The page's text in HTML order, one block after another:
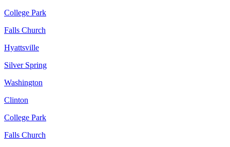
College Park
Falls Church
Hyattsville
Silver Spring
Washington
Clinton
College Park
Falls Church